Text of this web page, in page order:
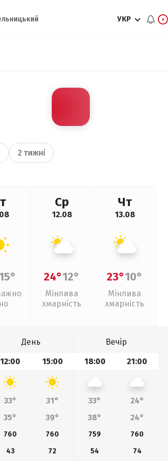
УКР
2 тижні
Ср
12.08
24°12°
Мінлива
хмарність
Чт
13.08
23°10°
Мінлива
хмарність
День
Вечір
12:00 15:00 18:00 21:00
33° 31° 33°
24°
35° 39° 38° 24°
760 760 759
760
43 72 54
74